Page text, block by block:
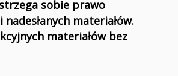
sobie prawo
materiałów.
materiałów bez